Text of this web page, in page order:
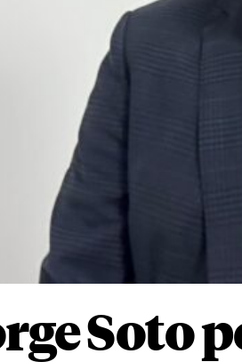
Soto